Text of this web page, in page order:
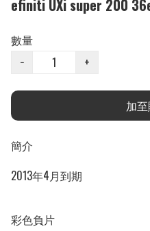
efiniti UXi super 200
數量
−
+
加
簡介
2013年4月到期
彩色負片